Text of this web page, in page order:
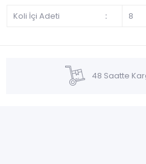
Koli İçi Adeti : 8
48 Saatte